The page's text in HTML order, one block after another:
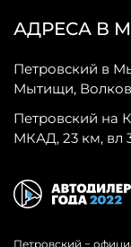
АДРЕСА В
Петровский в
Мытищи,
Петровский на
МКАД, 23 км, вл
Петровский −